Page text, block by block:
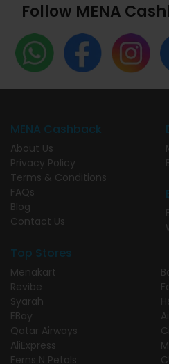
Follow MENA
MENA Cashback
About Us
Privacy Policy
Terms & Conditions
FAQs
Blog
Contact Us
Top Stores
Menakart
Revibe
Syarah
EBay
Qatar Airways
AliExpress
Ferns N Petals